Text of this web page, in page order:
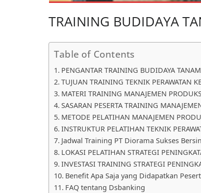
TRAINING BUDIDAYA
Table of Contents
PENGANTAR TRAINING BUDIDAYA
TUJUAN TRAINING TEKNIK PERAWATAN
MATERI TRAINING MANAJEMEN
SASARAN PESERTA TRAINING
METODE PELATIHAN MANAJEMEN
INSTRUKTUR PELATIHAN TEKNIK
Jadwal Training PT Diorama Sukses
LOKASI PELATIHAN STRATEGI
INVESTASI TRAINING STRATEGI
Benefit Apa Saja yang Didapatkan
FAQ tentang Dsbanking